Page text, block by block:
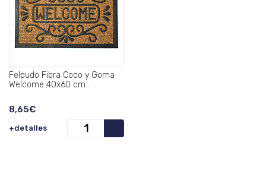
Felpudo Fibra Coco y Goma
Welcome 40x60 cm..
8,65€
+detalles